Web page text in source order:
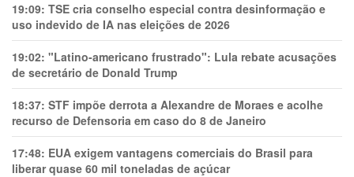
19:09: TSE cria conselho especial contra desinformação e
uso indevido de IA nas eleições de 2026
19:02: "Latino-americano frustrado": Lula rebate acusações
de secretário de Donald Trump
18:37: STF impõe derrota a Alexandre de Moraes e acolhe
recurso de Defensoria em caso do 8 de Janeiro
17:48: EUA exigem vantagens comerciais do Brasil para
liberar quase 60 mil toneladas de açúcar